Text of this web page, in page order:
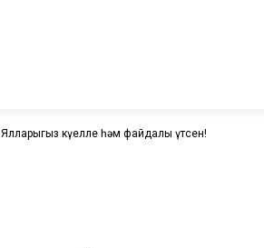
Ялларыгыз күңелле һәм файдалы үтсен!